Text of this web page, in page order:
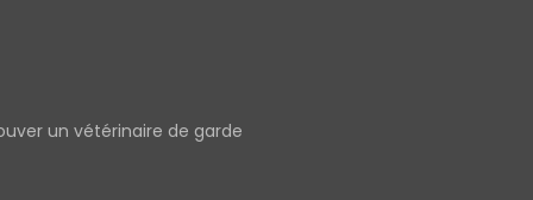
un vétérinaire de garde